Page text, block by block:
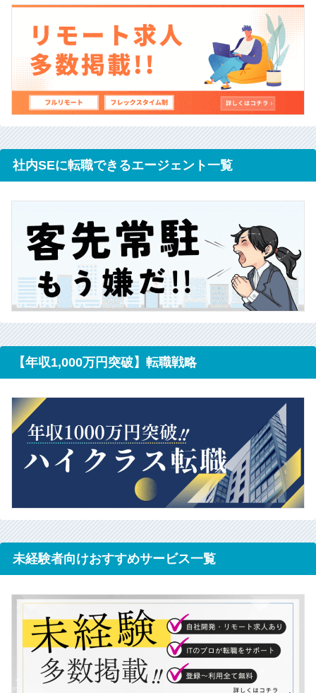
社内SEに転職できるエージェント一覧
【年収1,000万円突破】転職戦略
未経験者向けおすすめサービス一覧